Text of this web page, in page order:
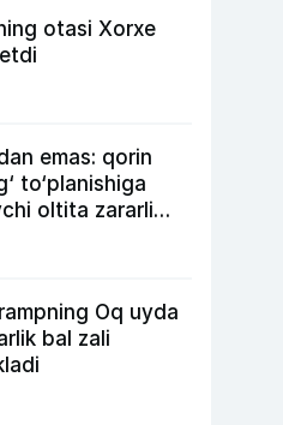
otasi Xorxe
emas: qorin
to‘planishiga
oltita zararli
Oq uyda
bal zali